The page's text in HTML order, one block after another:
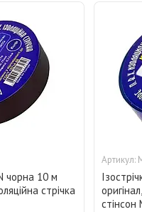
чорна 10 м
стрічка
стінсон